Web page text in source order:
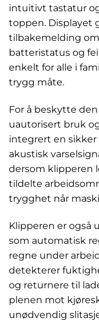
intuitivt tastatur
toppen. Displayet
tilbakemelding
batteristatus og
enkelt for alle i
trygg måte.
For å beskytte
uautorisert bruk
integrert en
akustisk
dersom klipperen
tildelte
trygghet når
Klipperen er også
som automatisk
regne under
detekterer
og returnere til
plenen mot
unødvendig